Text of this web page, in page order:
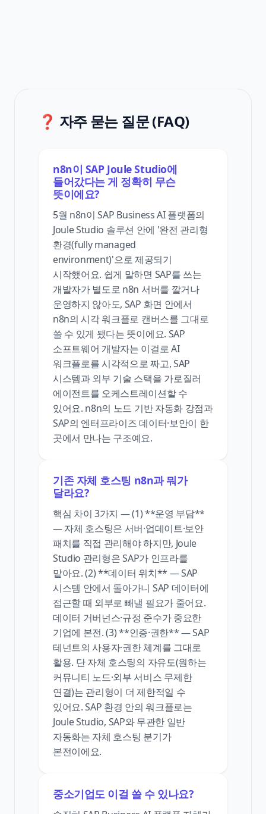
❓ 자주 묻는 질문 (FAQ)
n8n이 SAP Joule Studio에
들어갔다는 게 정확히 무슨
뜻이에요?
5월 n8n이 SAP Business AI 플랫폼의
Joule Studio 솔루션 안에 '완전 관리형
환경(fully managed
environment)'으로 제공되기
시작했어요. 쉽게 말하면 SAP를 쓰는
개발자가 별도로 n8n 서버를 깔거나
운영하지 않아도, SAP 화면 안에서
n8n의 시각 워크플로 캔버스를 그대로
쓸 수 있게 됐다는 뜻이에요. SAP
소프트웨어 개발자는 이걸로 AI
워크플로를 시각적으로 짜고, SAP
시스템과 외부 기술 스택을 가로질러
에이전트를 오케스트레이션할 수
있어요. n8n의 노드 기반 자동화 강점과
SAP의 엔터프라이즈 데이터·보안이 한
곳에서 만나는 구조예요.
기존 자체 호스팅 n8n과 뭐가
달라요?
핵심 차이 3가지 — (1) **운영 부담**
— 자체 호스팅은 서버·업데이트·보안
패치를 직접 관리해야 하지만, Joule
Studio 관리형은 SAP가 인프라를
맡아요. (2) **데이터 위치** — SAP
시스템 안에서 돌아가니 SAP 데이터에
접근할 때 외부로 빼낼 필요가 줄어요.
데이터 거버넌스·규정 준수가 중요한
기업에 본전. (3) **인증·권한** — SAP
테넌트의 사용자·권한 체계를 그대로
활용. 단 자체 호스팅의 자유도(원하는
커뮤니티 노드·외부 서비스 무제한
연결)는 관리형이 더 제한적일 수
있어요. SAP 환경 안의 워크플로는
Joule Studio, SAP와 무관한 일반
자동화는 자체 호스팅 분기가
본전이에요.
중소기업도 이걸 쓸 수 있나요?